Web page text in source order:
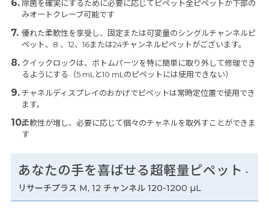
除菌を確実にするために必要に応じてピペット全ピペットか下部の
みオートクレーブ可能です
優れた柔軟性を享受し、固定または可変量のシングルチャンネルピ
ペット、8 、12、16または24チャンネルピペットがございます。
クイックロックは、ボトムパーツを特に簡単に取り外して修理でき
るようにする（5 mLと10 mLのピペットには使用できない）
チャネルディスプレイのおかげでピペットは常時定位置で使用でき
ます。
柔軟性が増し、必要に応じて個々のチャネルを取外すことができま
す
あなたの手を喜ばせる超軽量ピペット -
リサーチプラス M, 12 チャンネル 120-1200 µL